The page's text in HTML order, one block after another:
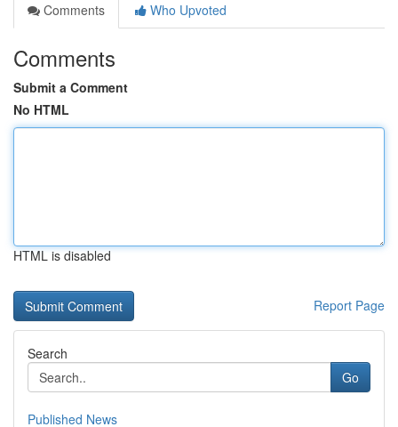
Comments
Who Upvoted
Comments
Submit a Comment
No HTML
HTML is disabled
Report Page
Search
Go
Published News